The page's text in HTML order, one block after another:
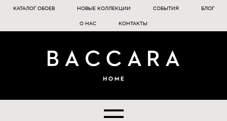
КАТАЛОГ ОБОЕВ НОВЫЕ КОЛЛЕКЦИИ СОБЫТИЯ БЛОГ
О НАС КОНТАКТЫ